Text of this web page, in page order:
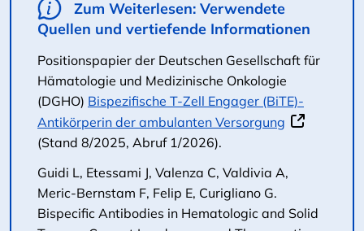
Zum Weiterlesen: Verwendete
Quellen und vertiefende Informationen
Positionspapier der Deutschen Gesellschaft für
Hämatologie und Medizinische Onkologie
(DGHO) Bispezifische T-Zell Engager (BiTE)-
Antikörperin der ambulanten Versorgung
(Stand 8/2025, Abruf 1/2026).
Guidi L, Etessami J, Valenza C, Valdivia A,
Meric-Bernstam F, Felip E, Curigliano G.
Bispecific Antibodies in Hematologic and Solid